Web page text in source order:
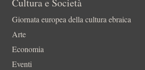
Cultura e Società
Giornata europea della cultura ebraica
Arte
Economia
Eventi